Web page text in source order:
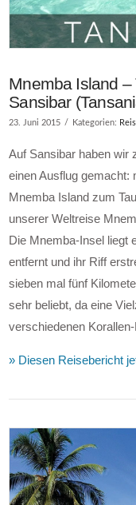
Mnemba Island
Sansibar
23. Juni 2015 Kategorien:
Auf Sansibar haben wir
einen Ausflug gemacht:
Mnemba Island zum
unserer Weltreise
Die Mnemba-Insel liegt
entfernt und ihr Riff
sieben mal fünf
sehr beliebt, da eine
verschiedenen
» Diesen Reisebericht